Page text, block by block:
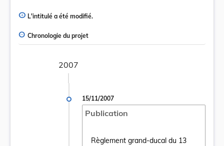
L'intitulé a été modifié.
Chronologie du projet
2007
15/11/2007
Publication
Règlement grand-ducal du 13